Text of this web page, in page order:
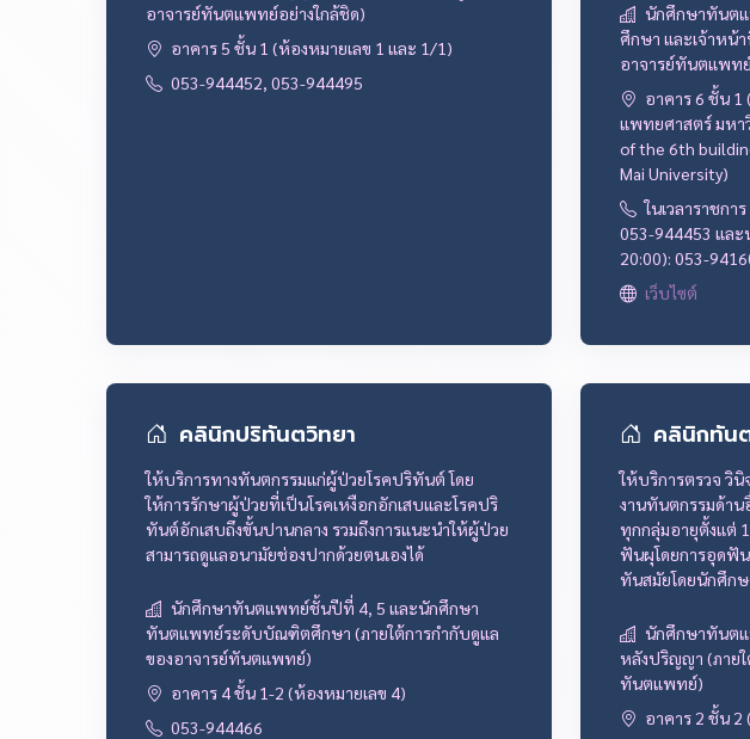
อาจารย์ทันตแพทย์อย่างใกล้ชิด)
อาคาร 5 ชั้น 1 (ห้องหมายเลข 1 และ 1/1)
053-944452, 053-944495
นักศึกษาทันต
ศึกษา และเจ้าหน้
อาจารย์ทันตแพท
อาคาร 6 ชั้น
แพทยศาสตร์ มหา
of the 6th
Mai University)
ในเวลาราชกา
053-944453 และ
20:00): 053-
เว็บไซต์
คลินิกปริทันตวิทยา
ให้บริการทางทันตกรรมแก่ผู้ป่วยโรคปริทันต์ โดย
ให้การรักษาผู้ป่วยที่เป็นโรคเหงือกอักเสบและโรคปริ
ทันต์อักเสบถึงขั้นปานกลาง รวมถึงการแนะนำให้ผู้ป่วย
สามารถดูแลอนามัยช่องปากด้วยตนเองได้
นักศึกษาทันตแพทย์ชั้นปีที่ 4, 5 และนักศึกษา
ทันตแพทย์ระดับบัณฑิตศึกษา (ภายใต้การกำกับดูแล
ของอาจารย์ทันตแพทย์)
อาคาร 4 ชั้น 1-2 (ห้องหมายเลข 4)
053-944466
คลินิกทัน
ให้บริการตรวจ วิ
งานทันตกรรมด้าน
ทุกกลุ่มอายุตั้งแต่
ฟันผุโดยการอุดฟั
ทันสมัยโดยนักศึก
นักศึกษาทันต
หลังปริญญา (ภาย
ทันตแพทย์)
อาคาร 2 ชั้น 2